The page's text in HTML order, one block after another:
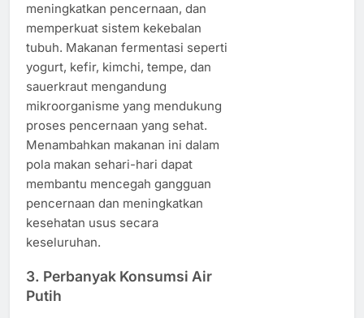
meningkatkan pencernaan, dan
memperkuat sistem kekebalan
tubuh. Makanan fermentasi seperti
yogurt, kefir, kimchi, tempe, dan
sauerkraut mengandung
mikroorganisme yang mendukung
proses pencernaan yang sehat.
Menambahkan makanan ini dalam
pola makan sehari-hari dapat
membantu mencegah gangguan
pencernaan dan meningkatkan
kesehatan usus secara
keseluruhan.
3. Perbanyak Konsumsi Air
Putih